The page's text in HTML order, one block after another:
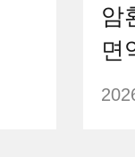
암
면